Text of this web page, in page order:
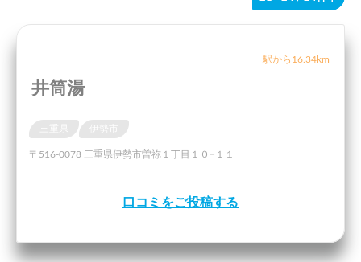
駅から16.34km
井筒湯
〒516-0078 三重県伊勢市曽祢１丁目１０−１１
口コミをご投稿する